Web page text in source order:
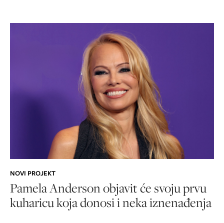
NOVI PROJEKT
Pamela Anderson objavit će svoju prvu
kuharicu koja donosi i neka iznenađenja